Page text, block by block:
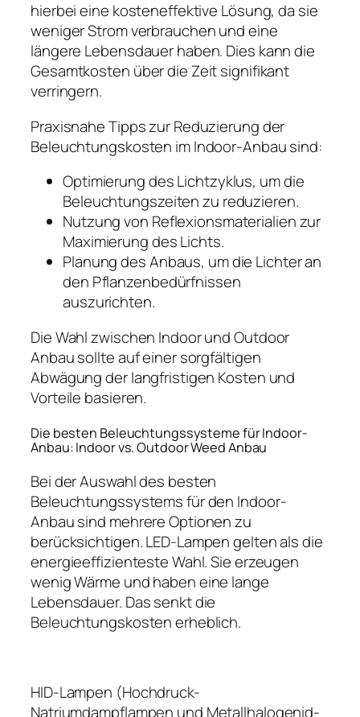
hierbei eine kosteneffektive Lösung, da sie
weniger Strom verbrauchen und eine
längere Lebensdauer haben. Dies kann die
Gesamtkosten über die Zeit signifikant
verringern.
Praxisnahe Tipps zur Reduzierung der
Beleuchtungskosten im Indoor-Anbau sind:
Optimierung des Lichtzyklus, um die
Beleuchtungszeiten zu reduzieren.
Nutzung von Reflexionsmaterialien zur
Maximierung des Lichts.
Planung des Anbaus, um die Lichter an
den Pflanzenbedürfnissen
auszurichten.
Die Wahl zwischen Indoor und Outdoor
Anbau sollte auf einer sorgfältigen
Abwägung der langfristigen Kosten und
Vorteile basieren.
Die besten Beleuchtungssysteme für Indoor-
Anbau: Indoor vs. Outdoor Weed Anbau
Bei der Auswahl des besten
Beleuchtungssystems für den Indoor-
Anbau sind mehrere Optionen zu
berücksichtigen. LED-Lampen gelten als die
energieeffizienteste Wahl. Sie erzeugen
wenig Wärme und haben eine lange
Lebensdauer. Das senkt die
Beleuchtungskosten erheblich.
HID-Lampen (Hochdruck-
Natriumdampflampen und Metallhalogenid-